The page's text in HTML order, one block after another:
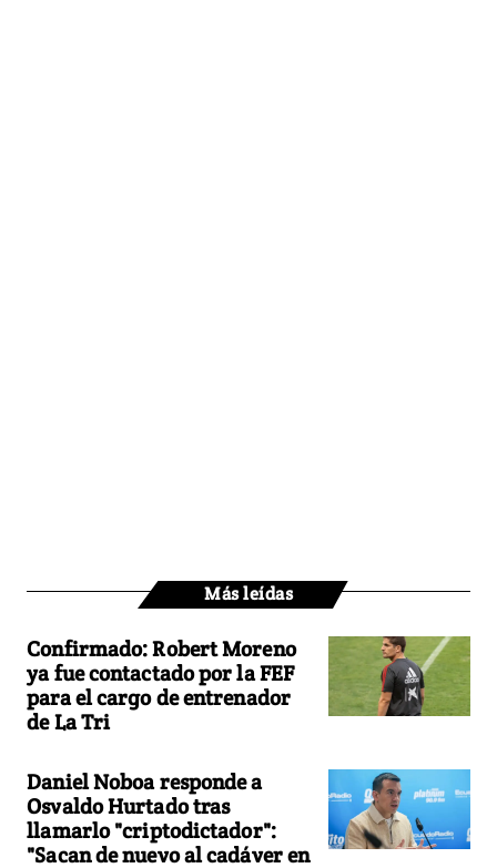
Más leídas
Confirmado: Robert Moreno
ya fue contactado por la FEF
para el cargo de entrenador
de La Tri
Daniel Noboa responde a
Osvaldo Hurtado tras
llamarlo "criptodictador":
"Sacan de nuevo al cadáver en